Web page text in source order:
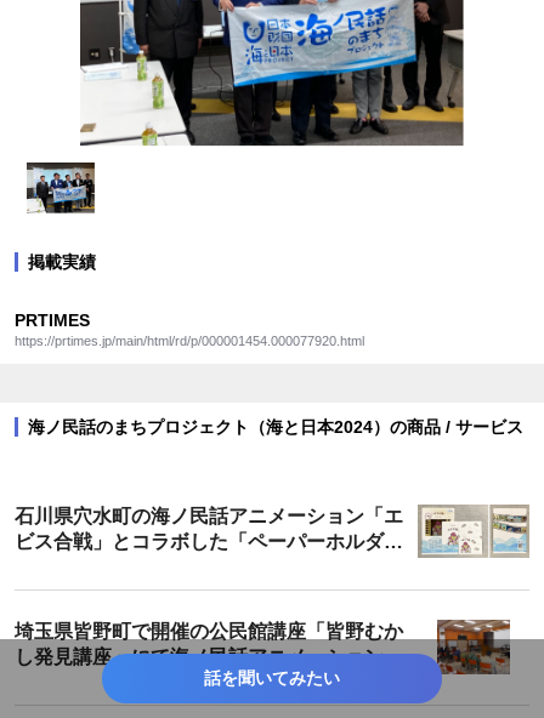
掲載実績
PRTIMES
https://prtimes.jp/main/html/rd/p/000001454.000077920.html
海ノ民話のまちプロジェクト（海と日本2024）の商品 / サービス
石川県穴水町の海ノ民話アニメーション「エ
ビス合戦」とコラボした「ペーパーホルダ
埼玉県皆野町で開催の公民館講座「皆野むか
し発見講座」にて海ノ民話アニメーション
「カミの話」を上映・解説しました
話を聞いてみたい